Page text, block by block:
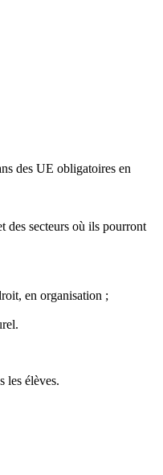
des UE obligatoires en
des secteurs où ils pourront
en organisation ;
les élèves.